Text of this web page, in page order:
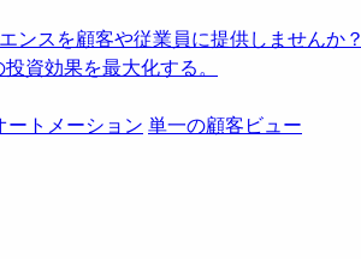
ンスを顧客や従業員に提供しませんか？
資効果を最大化する。
ートメーション 単一の顧客ビュー